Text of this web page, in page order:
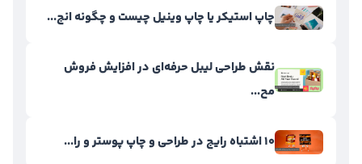
چاپ استیکر یا چاپ وینیل چیست و چگونه انج...
نقش طراحی لیبل حرفه‌ای در افزایش فروش
مح...
۱۰ اشتباه رایج در طراحی و چاپ پوستر و را...